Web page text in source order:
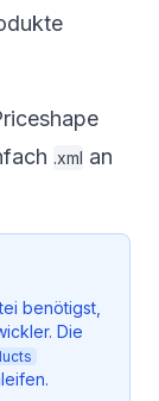
.xml an
benötigst,
Die